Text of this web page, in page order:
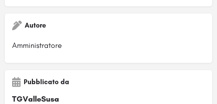
Autore
Amministratore
Pubblicato da
TGValleSusa